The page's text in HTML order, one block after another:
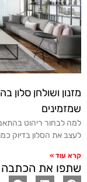
מזנון ושולחן
שמזמינים
למה לבחור ריהוט
לעצב את הסלון בדיוק
קרא עוד »
שתפו את הכתבה